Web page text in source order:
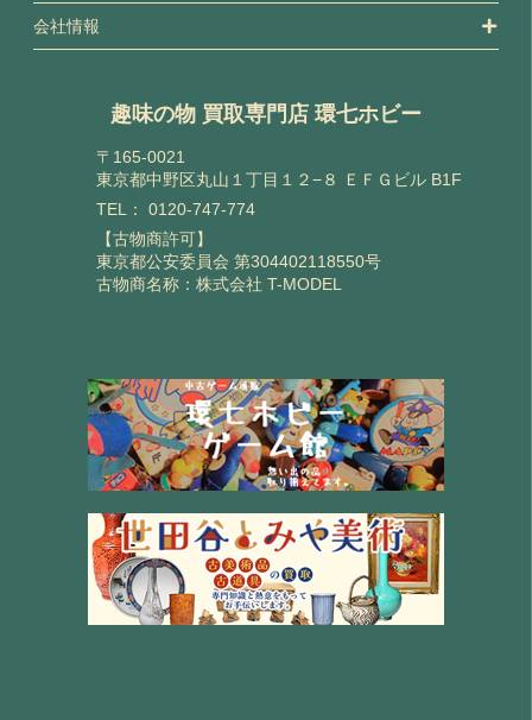
会社情報
趣味の物 買取専門店 環七ホビー
〒165-0021
東京都中野区丸山１丁目１２−８ ＥＦＧビル B1F
TEL： 0120-747-774
【古物商許可】
東京都公安委員会 第304402118550号
古物商名称：株式会社 T-MODEL